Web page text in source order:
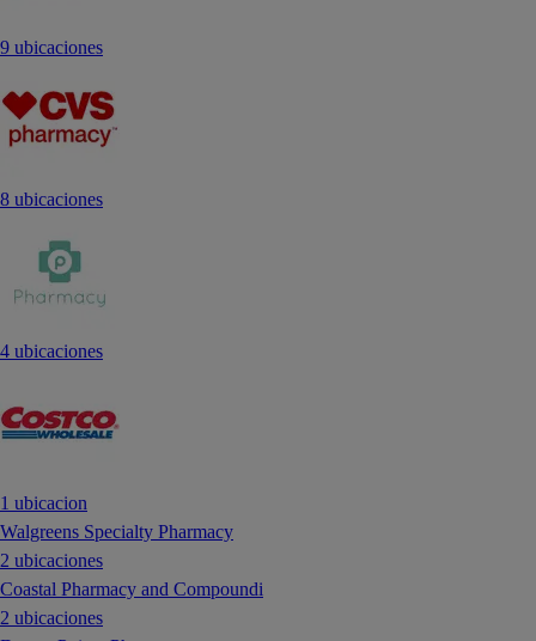
9 ubicaciones
8 ubicaciones
4 ubicaciones
1 ubicacion
Walgreens Specialty Pharmacy
2 ubicaciones
Coastal Pharmacy and Compoundi
2 ubicaciones